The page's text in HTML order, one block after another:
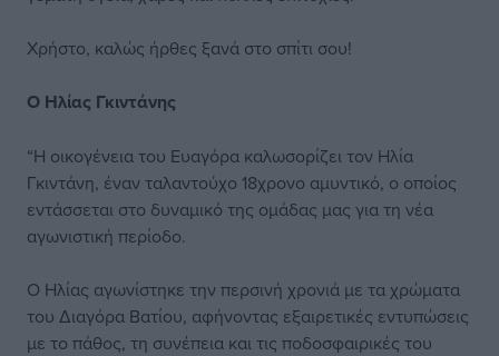
Χρήστο, καλώς ήρθες ξανά στο σπίτι σου!
Ο Ηλίας Γκιντάνης
“Η οικογένεια του Ευαγόρα καλωσορίζει τον Ηλία
Γκιντάνη, έναν ταλαντούχο 18χρονο αμυντικό, ο οποίος
εντάσσεται στο δυναμικό της ομάδας μας για τη νέα
αγωνιστική περίοδο.
Ο Ηλίας αγωνίστηκε την περσινή χρονιά με τα χρώματα
του Διαγόρα Βατίου, αφήνοντας εξαιρετικές εντυπώσεις
με το πάθος, τη συνέπεια και τις ποδοσφαιρικές του